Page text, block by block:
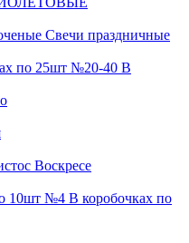
Свечи праздничные
№20-40 В
Воскресе
№4 В коробочках по